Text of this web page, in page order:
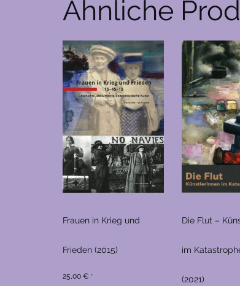
Ähnliche
Frauen in Krieg und
Frieden (2015)
25,00 € *
Die Flut –
im
(2021)